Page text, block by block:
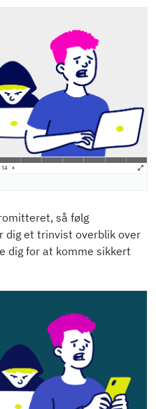
så følg
dig et trinvist overblik over
dig for at komme sikkert